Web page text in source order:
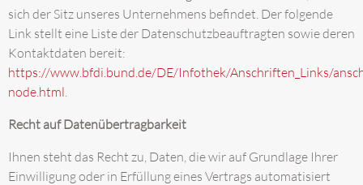
sich der Sitz unseres Unternehmens befindet. Der folgende
Link stellt eine Liste der Datenschutzbeauftragten sowie deren
Kontaktdaten bereit:
https://www.bfdi.bund.de/DE/Infothek/Anschriften_Links/
node.html.
Recht auf Datenübertragbarkeit
Ihnen steht das Recht zu, Daten, die wir auf Grundlage Ihrer
Einwilligung oder in Erfüllung eines Vertrags automatisiert